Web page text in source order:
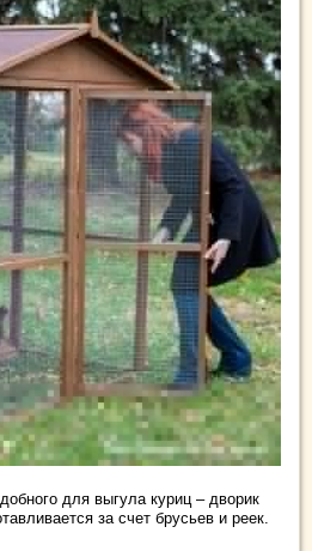
для выгула куриц – дворик
за счет брусьев и реек.